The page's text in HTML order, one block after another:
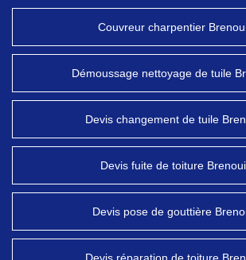
Couvreur charpentier
Démoussage nettoyage de tuile
Devis changement de tuile
Devis fuite de toiture
Devis pose de gouttière